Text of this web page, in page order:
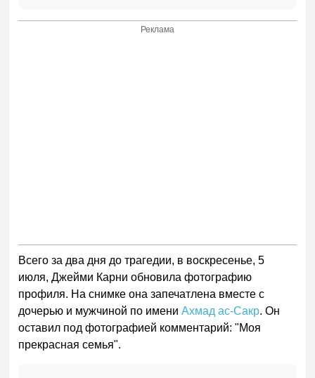
Реклама
Всего за два дня до трагедии, в воскресенье, 5
июля, Джейми Карни обновила фотографию
профиля. На снимке она запечатлена вместе с
дочерью и мужчиной по имениАхмад ас-Сакр. Он
оставил под фотографией комментарий: "Моя
прекрасная семья".